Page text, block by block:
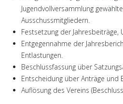
Jugendvollversammlung
Ausschussmitgliedern.
Festsetzung der Jahresbeiträge,
Entgegennahme der
Entlastungen.
Beschlussfassung über
Entscheidung über Anträge und
Auflösung des Vereins